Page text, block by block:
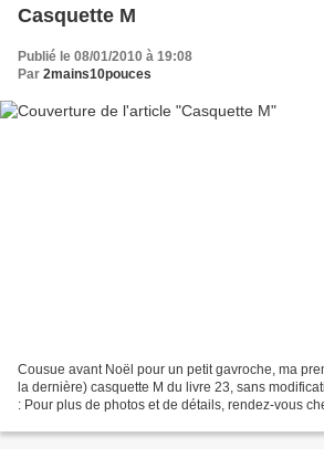
Casquette M
Publié le 08/01/2010 à 19:08
Par 2mains10pouces
Cousue avant Noël pour un petit gavroche, ma
la dernière) casquette M du livre 23, sans
: Pour plus de photos et de détails, rendez-vous